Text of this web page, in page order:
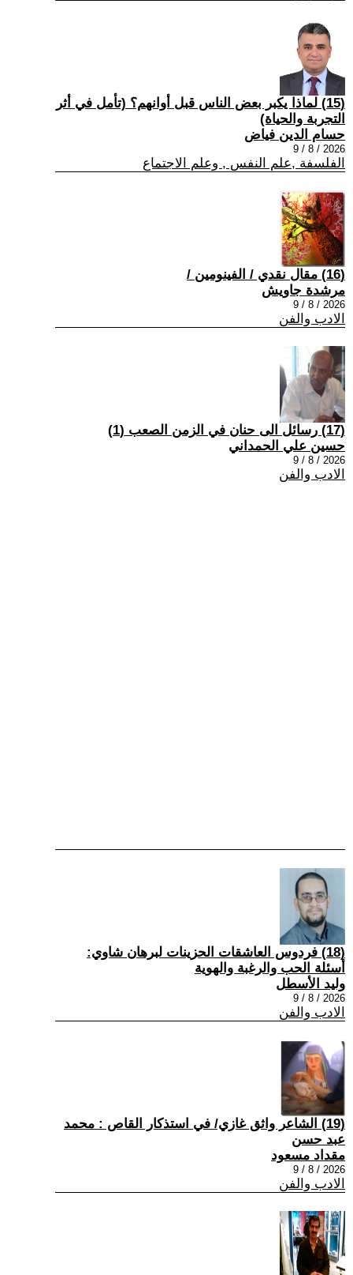
(15) لماذا يكبر بعض الناس قبل أوانهم؟ (تأمل في أثر
التجربة والحياة)
حسام الدين فياض
2026 / 8 / 9
الفلسفة ,علم النفس , وعلم الاجتماع
(16) مقال نقدي / الفينومين /
مرشدة جاويش
2026 / 8 / 9
الادب والفن
(17) رسائل الى حنان في الزمن الصعب (1)
حسين علي الحمداني
2026 / 8 / 9
الادب والفن
(18) فردوس العاشقات الحزينات لبرهان شاوي:
أسئلة الحب والرغبة والهوية
وليد الأسطل
2026 / 8 / 9
الادب والفن
(19) الشاعر واثق غازي/ في استذكار القاص : محمد
عبد حسن
مقداد مسعود
2026 / 8 / 9
الادب والفن